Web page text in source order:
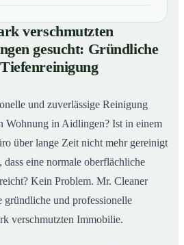
verschmutzten Objekten in
und Hygienische
stark verschmutzte
verschmutzten
gesucht: Gründliche
und zuverlässige Reinigung
Wohnung in Aidlingen? Ist in einem
über lange Zeit nicht mehr gereinigt
eine normale oberflächliche
Kein Problem. Mr. Cleaner
und professionelle
verschmutzten Immobilie.